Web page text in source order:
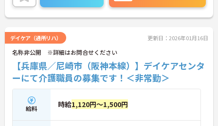
日勤帯の勤務で残業もほぼなし！日曜固定休ですの
でプライベートやご家庭を大切にしながら勤務して
各種手当ても充実です！！ご興味ある方には、面接
対策ポイントなど、さらに詳細をお話しいたします
のでお気軽にご相談ください。
デイケア（通所リハ） 更新日：2026年01月16日
名称非公開 ※詳細はお問合せください
【兵庫県／尼崎市（阪神本線）】デイケアセンタ
ーにて介護職員の募集です！＜非常勤＞
給料 時給1,120円～1,500円